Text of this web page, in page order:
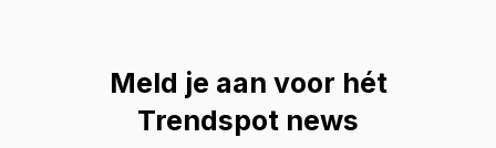
Meld je aan voor hét
Trendspot news